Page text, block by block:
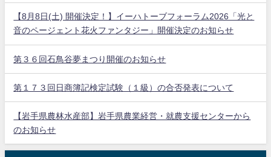
【8月8日(土) 開催決定！】イーハトーブフォーラム2026「光と
音のページェント花火ファンタジー」開催決定のお知らせ
第３６回石鳥谷夢まつり開催のお知らせ
第１７３回日商簿記検定試験（１級）の合否発表について
【岩手県農林水産部】岩手県農業経営・就農支援センターから
のお知らせ